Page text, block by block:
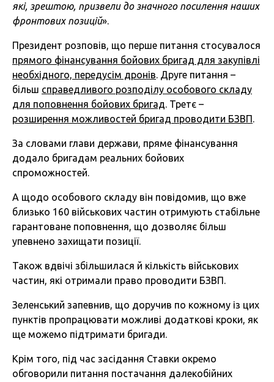
які, зрештою, призвели до значного посилення наших
фронтових позицій».
Президент розповів, що перше питання стосувалося
прямого фінансування бойових бригад для закупівлі
необхідного, передусім дронів. Друге питання –
більш справедливого розподілу особового складу
для поповнення бойових бригад. Третє –
розширення можливостей бригад проводити БЗВП.
За словами глави держави, пряме фінансування
додало бригадам реальних бойових
спроможностей.
А щодо особового складу він повідомив, що вже
близько 160 військових частин отримують стабільне
гарантоване поповнення, що дозволяє більш
упевнено захищати позиції.
Також вдвічі збільшилася й кількість військових
частин, які отримали право проводити БЗВП.
Зеленський запевнив, що доручив по кожному із цих
пунктів пропрацювати можливі додаткові кроки, як
ще можемо підтримати бригади.
Крім того, під час засідання Ставки окремо
обговорили питання постачання далекобійних